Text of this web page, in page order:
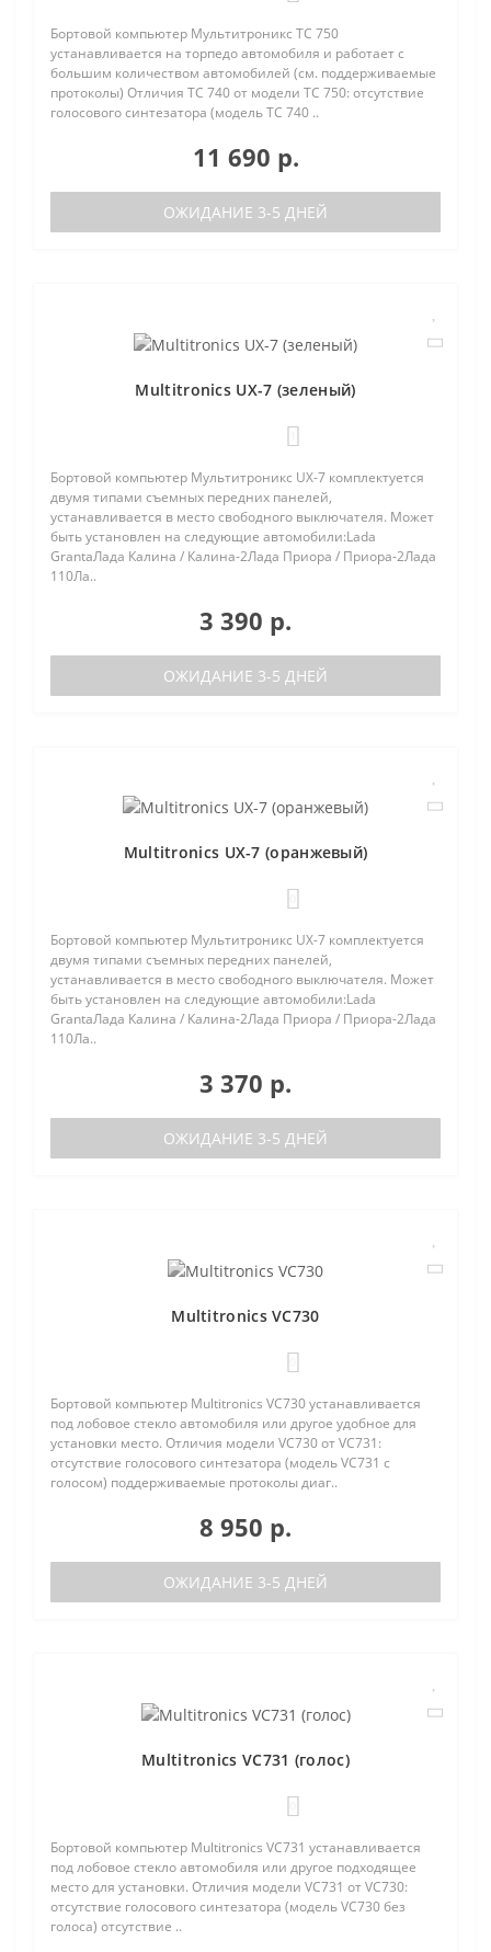
Бортовой компьютер Мультитроникс TC 750
устанавливается на торпедо автомобиля и работает с
большим количеством автомобилей (см. поддерживаемые
протоколы) Отличия TC 740 от модели TC 750: отсутствие
голосового синтезатора (модель TC 740 ..
11 690 р.
ОЖИДАНИЕ 3-5 ДНЕЙ
Multitronics UX-7 (зеленый)
Бортовой компьютер Мультитроникс UX-7 комплектуется
двумя типами съемных передних панелей,
устанавливается в место свободного выключателя. Может
быть установлен на следующие автомобили:Lada
GrantaЛада Калина / Калина-2Лада Приора / Приора-2Лада
110Ла..
3 390 р.
ОЖИДАНИЕ 3-5 ДНЕЙ
Multitronics UX-7 (оранжевый)
Бортовой компьютер Мультитроникс UX-7 комплектуется
двумя типами съемных передних панелей,
устанавливается в место свободного выключателя. Может
быть установлен на следующие автомобили:Lada
GrantaЛада Калина / Калина-2Лада Приора / Приора-2Лада
110Ла..
3 370 р.
ОЖИДАНИЕ 3-5 ДНЕЙ
Multitronics VC730
Бортовой компьютер Multitronics VC730 устанавливается
под лобовое стекло автомобиля или другое удобное для
установки место. Отличия модели VC730 от VC731:
отсутствие голосового синтезатора (модель VC731 с
голосом) поддерживаемые протоколы диаг..
8 950 р.
ОЖИДАНИЕ 3-5 ДНЕЙ
Multitronics VC731 (голос)
Бортовой компьютер Multitronics VC731 устанавливается
под лобовое стекло автомобиля или другое подходящее
место для установки. Отличия модели VC731 от VC730:
отсутствие голосового синтезатора (модель VC730 без
голоса) отсутствие ..